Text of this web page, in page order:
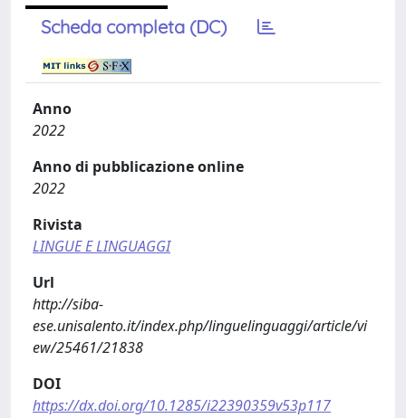
Scheda completa (DC)
Anno
2022
Anno di pubblicazione online
2022
Rivista
LINGUE E LINGUAGGI
Url
http://siba-
ese.unisalento.it/index.php/linguelinguaggi/article/vi
ew/25461/21838
DOI
https://dx.doi.org/10.1285/i22390359v53p117